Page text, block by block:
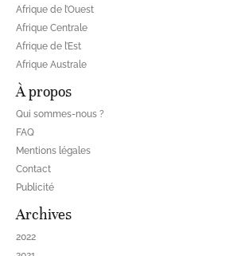
Afrique de l’Ouest
Afrique Centrale
Afrique de l’Est
Afrique Australe
À propos
Qui sommes-nous ?
FAQ
Mentions légales
Contact
Publicité
Archives
2022